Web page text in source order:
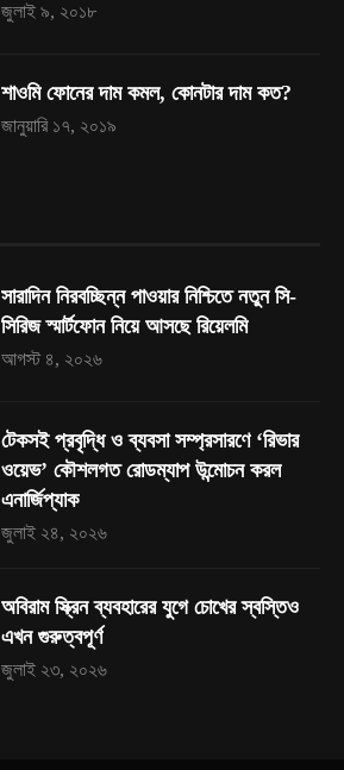
জুলাই ৯, ২০১৮
শাওমি ফোনের দাম কমল, কোনটার দাম কত?
জানুয়ারি ১৭, ২০১৯
সারাদিন নিরবচ্ছিন্ন পাওয়ার নিশ্চিতে নতুন সি-
সিরিজ স্মার্টফোন নিয়ে আসছে রিয়েলমি
আগস্ট ৪, ২০২৬
টেকসই প্রবৃদ্ধি ও ব্যবসা সম্প্রসারণে ‘রিভার
ওয়েভ’ কৌশলগত রোডম্যাপ উন্মোচন করল
এনার্জিপ্যাক
জুলাই ২৪, ২০২৬
অবিরাম স্ক্রিন ব্যবহারের যুগে চোখের স্বস্তিও
এখন গুরুত্বপূর্ণ
জুলাই ২৩, ২০২৬